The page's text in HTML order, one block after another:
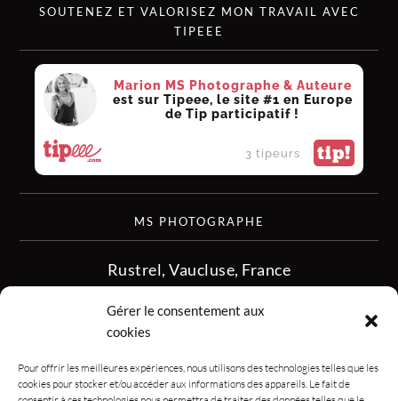
Gérer le consentement aux
cookies
Pour offrir les meilleures expériences, nous utilisons des technologies telles que les
cookies pour stocker et/ou accéder aux informations des appareils. Le fait de
SOUTENEZ ET VALORISEZ MON TRAVAIL AVEC
TIPEEE
Marion MS Photographe & Auteure
est sur Tipeee, le site #1 en Europe
de Tip participatif !
3 tipeurs tip!
MS PHOTOGRAPHE
Rustrel, Vaucluse, France
06.08.50.16.28
contact.msphotographe (at) gmail.com